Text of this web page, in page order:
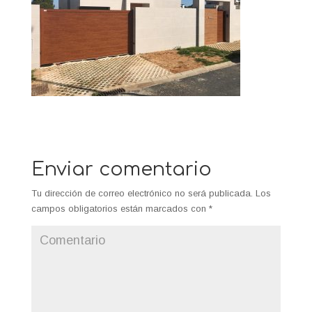
Enviar comentario
Tu dirección de correo electrónico no será publicada. Los
campos obligatorios están marcados con *